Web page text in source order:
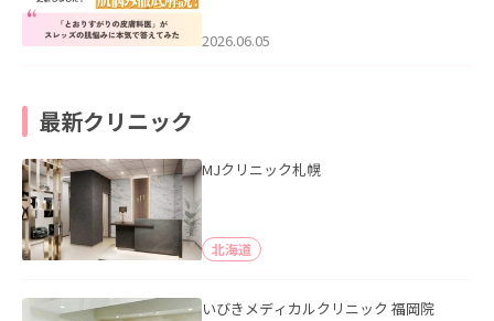
2026.06.05
最新クリニック
MJクリニック札幌
北海道
いびきメディカルクリニック 福岡院